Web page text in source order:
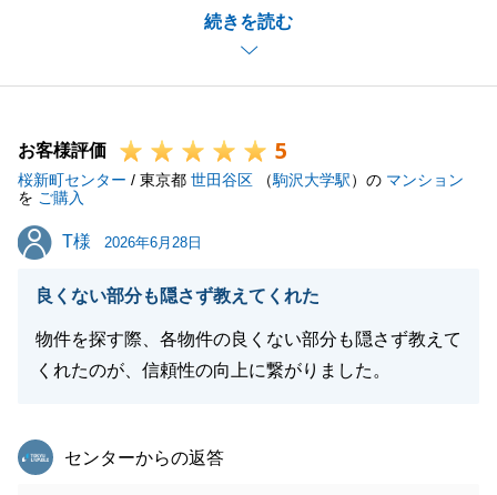
続きを読む
また、「他社よりも返事が早く熱意を感じた」とのお
言葉、大変励みになります。
一心でしたので、そう言っていただけて光栄です。
引続き、どうぞ宜しくお願い申し上げます。
お客様評価 5
桜新町センター / 東京都 世田谷区 （駒沢大学駅）の マンション
を ご購入
T様
T様 2026年6月28日
良くない部分も隠さず教えてくれた
物件を探す際、各物件の良くない部分も隠さず教えて
くれたのが、信頼性の向上に繋がりました。
東急リバブル
センターからの返答